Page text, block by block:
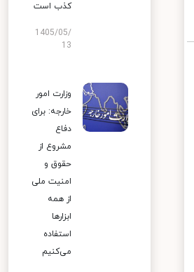
کذب است
1405/05/
13
وزارت امور
خارجه: برای
دفاع
مشروع از
حقوق و
امنیت ملی
از همه
ابزارها
استفاده
می‌کنیم